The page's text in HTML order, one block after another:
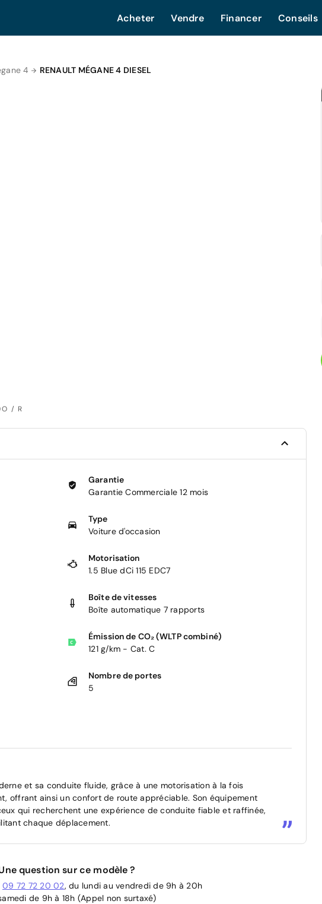
Acheter Vendre Financer Conseils
4 RENAULT MÉGANE 4 DIESEL
/ R
Garantie
Garantie Commerciale 12 mois
Type
Voiture d'occasion
Motorisation
1.5 Blue dCi 115 EDC7
Boîte de vitesses
Boîte automatique 7 rapports
Émission de CO₂ (WLTP combiné)
121 g/km - Cat. C
Nombre de portes
5
et sa conduite fluide, grâce à une motorisation à la fois
offrant ainsi un confort de route appréciable. Son équipement
qui recherchent une expérience de conduite fiable et raffinée,
chaque déplacement.
question sur ce modèle ?
09 72 72 20 02, du lundi au vendredi de 9h à 20h
de 9h à 18h (Appel non surtaxé)